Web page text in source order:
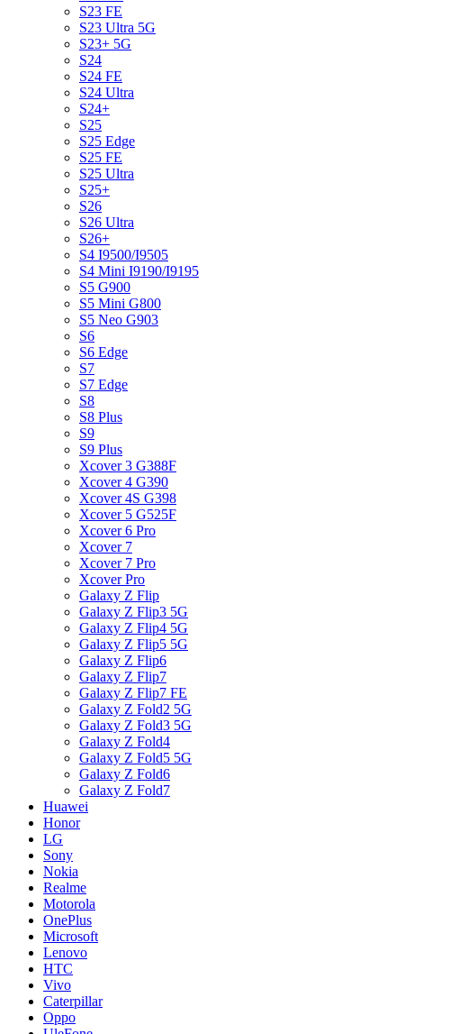
S23 FE
S23 Ultra 5G
S23+ 5G
S24
S24 FE
S24 Ultra
S24+
S25
S25 Edge
S25 FE
S25 Ultra
S25+
S26
S26 Ultra
S26+
S4 I9500/I9505
S4 Mini I9190/I9195
S5 G900
S5 Mini G800
S5 Neo G903
S6
S6 Edge
S7
S7 Edge
S8
S8 Plus
S9
S9 Plus
Xcover 3 G388F
Xcover 4 G390
Xcover 4S G398
Xcover 5 G525F
Xcover 6 Pro
Xcover 7
Xcover 7 Pro
Xcover Pro
Galaxy Z Flip
Galaxy Z Flip3 5G
Galaxy Z Flip4 5G
Galaxy Z Flip5 5G
Galaxy Z Flip6
Galaxy Z Flip7
Galaxy Z Flip7 FE
Galaxy Z Fold2 5G
Galaxy Z Fold3 5G
Galaxy Z Fold4
Galaxy Z Fold5 5G
Galaxy Z Fold6
Galaxy Z Fold7
Huawei
Honor
LG
Sony
Nokia
Realme
Motorola
OnePlus
Microsoft
Lenovo
HTC
Vivo
Caterpillar
Oppo